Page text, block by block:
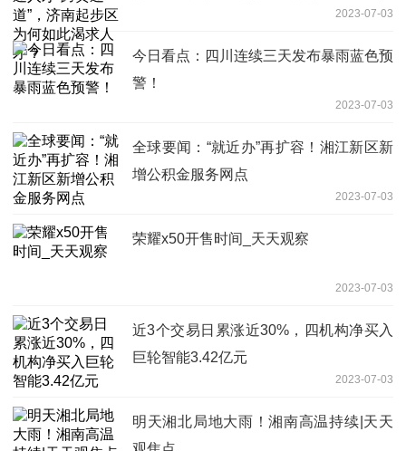
2023-07-03
今日看点：四川连续三天发布暴雨蓝色预
警！
2023-07-03
全球要闻：“就近办”再扩容！湘江新区新
增公积金服务网点
2023-07-03
荣耀x50开售时间_天天观察
2023-07-03
近3个交易日累涨近30%，四机构净买入
巨轮智能3.42亿元
2023-07-03
明天湘北局地大雨！湘南高温持续|天天